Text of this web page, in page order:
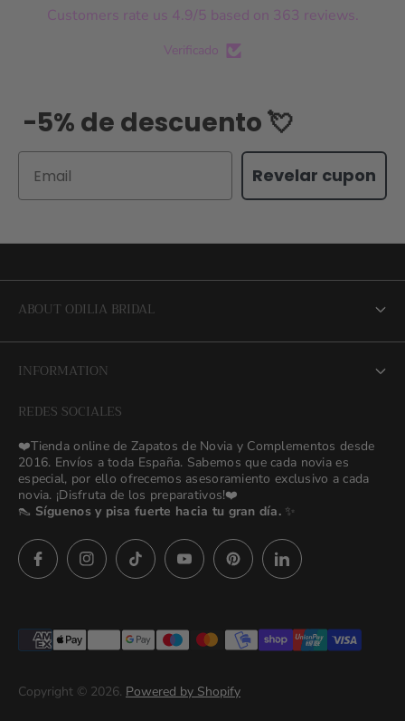
Customers rate us 4.9/5 based on 363 reviews.
Verificado
-5% de descuento 💘
Revelar cupon
REDES SOCIALES
❤️Tienda online de Zapatos de Novia y Complementos desde
2016. Envíos a toda España. Sabemos que cada novia es
especial, por ello ofrecemos asesoramiento exclusivo a cada
novia. ¡Disfruta de los preparativos!❤️
👠 Síguenos y pisa fuerte hacia tu gran día. ✨
ABOUT ODILIA BRIDAL
Search
contact us
Asesoras👰🏻24h 627 23 25 76
INFORMATION
⭐ Opiniones de Nuestras Novias 👰🏻
💒 Novias Reales 💍✨
🚚 Envío y Cambios
Política de Privacidad
Imágenes descargables
Politica de privacidad (prueba)
Copyright © 2026. Powered by Shopify